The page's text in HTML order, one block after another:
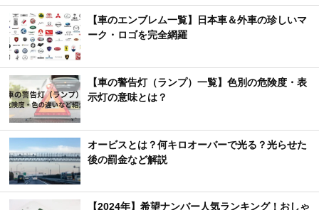
【車のエンブレム一覧】日本車＆外車の珍しいマ
ーク・ロゴを完全網羅
【車の警告灯（ランプ）一覧】色別の危険度・表
示灯の意味とは？
オービスとは？何キロオーバーで光る？光らせた
後の罰金など解説
【2024年】希望ナンバー人気ランキング！おしゃ